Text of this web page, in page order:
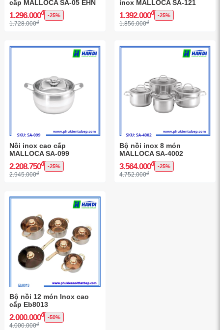
cấp MALLOCA SA-05 EHN
1.296.000đ -25%
1.728.000đ
inox MALLOCA SA-121
1.392.000đ -25%
1.856.000đ
Nồi inox cao cấp
MALLOCA SA-099
2.208.750đ -25%
2.945.000đ
Bộ nồi inox 8 món
MALLOCA SA-4002
3.564.000đ -25%
4.752.000đ
Bộ nồi 12 món Inox cao
cấp Eb8013
2.000.000đ -50%
4.000.000đ